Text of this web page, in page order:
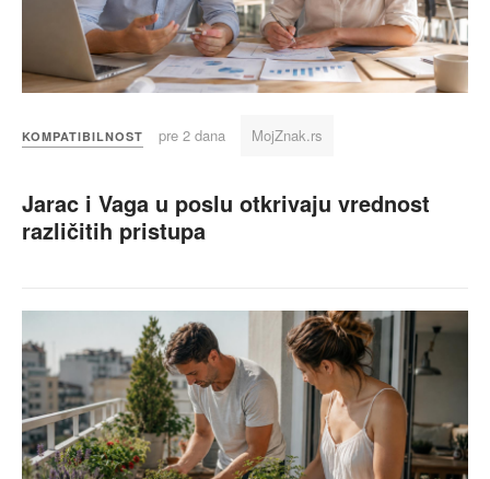
KOMPATIBILNOST pre 2 dana MojZnak.rs
Jarac i Vaga u poslu otkrivaju vrednost
različitih pristupa